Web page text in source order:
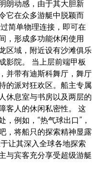
朗动感，由于其大胆新
它在众多游艇中脱颖而
简单物理连接，即可在
，形成多功能休闲使用
区域，附近设有沙滩俱乐
影院。 当上层前端甲板
并带有迪斯科舞厅，舞厅
的派对狂欢区。船主专属
休息室与书房以及两层的
客人的休闲私密性。 这
例如，“热气球出口”，
，将船只的探索精神显露
让其深入全球各地探索
与宾客充分享受超级游艇